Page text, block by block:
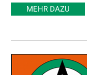
MEHR DAZU